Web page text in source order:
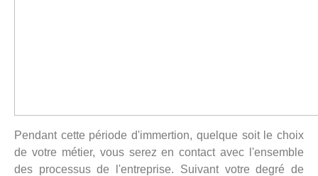
Pendant cette période d'immertion, quelque soit le choix
de votre métier, vous serez en contact avec l'ensemble
des processus de l'entreprise. Suivant votre degré de